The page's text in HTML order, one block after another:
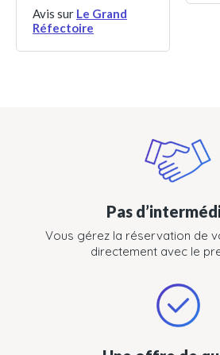
Avis sur Le Grand
Réfectoire
Pas
Vous gérez la réservation de
directement avec le